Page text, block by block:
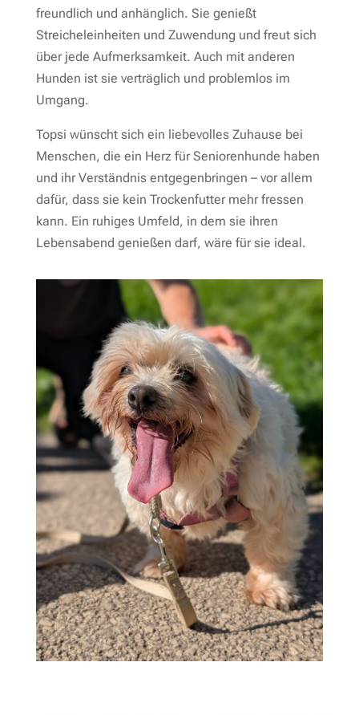
freundlich und anhänglich. Sie genießt
Streicheleinheiten und Zuwendung und freut sich
über jede Aufmerksamkeit. Auch mit anderen
Hunden ist sie verträglich und problemlos im
Umgang.
Topsi wünscht sich ein liebevolles Zuhause bei
Menschen, die ein Herz für Seniorenhunde haben
und ihr Verständnis entgegenbringen – vor allem
dafür, dass sie kein Trockenfutter mehr fressen
kann. Ein ruhiges Umfeld, in dem sie ihren
Lebensabend genießen darf, wäre für sie ideal.